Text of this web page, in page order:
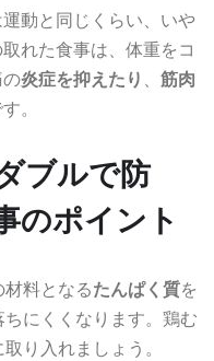
運動と同じくらい、いや
れた食事は、体重をコ
炎症を抑えたり 、 筋肉
。
ブルで防
のポイント
材料となるたんぱく質を
にくくなります。鶏む
り入れましょう。